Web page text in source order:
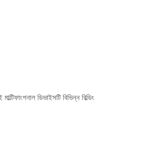
ডিভাইসটি বিভিন্ন বিল্ডিং